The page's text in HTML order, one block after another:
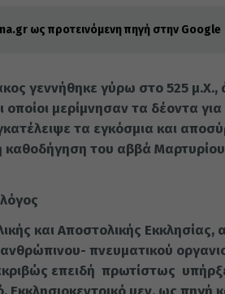
ως προτεινόμενη πηγή στην Google
γεννήθηκε γύρω στο 525 μ.Χ.,
μερίμνησαν τα δέοντα για
τα εγκόσμια και
καθοδήγηση του αββά
και Αποστολικής Εκκλησίας,
πνευματικού
επειδή πρωτίστως